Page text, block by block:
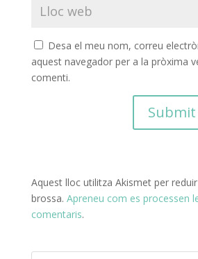
Desa el meu nom, correu
aquest navegador per a la pròxima
comenti.
Aquest lloc utilitza Akismet per
brossa. Apreneu com es processen
comentaris.